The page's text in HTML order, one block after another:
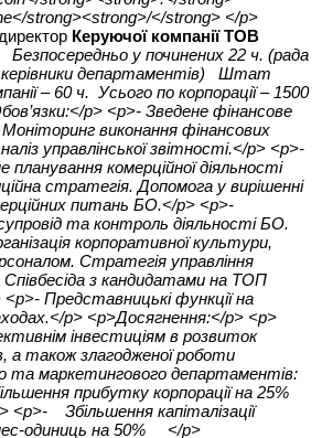
strong><strong>/</strong> </p>
Керуючої компанії ТОВ
у починених 22 ч. (рада
керівники департаментів) Штат
– 60 ч. Усього по корпорації – 1500
p> <p>- Зведене фінансове
виконання фінансових
управлінської звітності.</p> <p>-
комерційної діяльності
стратегія. Допомога у вирішенні
питань БО.</p> <p>-
та контроль діяльності БО.
корпоративної культури,
Стратегія управління
з кандидатами на ТОП
<p>- Представницькі функції на
p> <p>Досягнення:</p> <p>
інвестиціям в розвиток
а також злагодженої роботи
та маркетингового департаментів:
прибутку корпорації на 25%
<p>- Збільшення капіталізації
одиниць на 50% </p>